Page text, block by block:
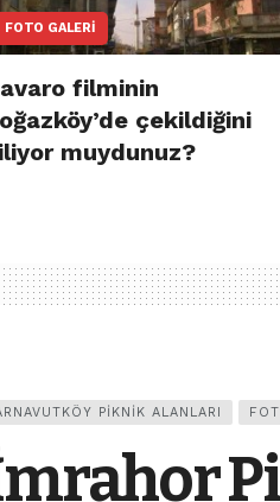
FOTO GALERI
filminin
çekildiğini
muydunuz?
PIKNIK ALANLARI